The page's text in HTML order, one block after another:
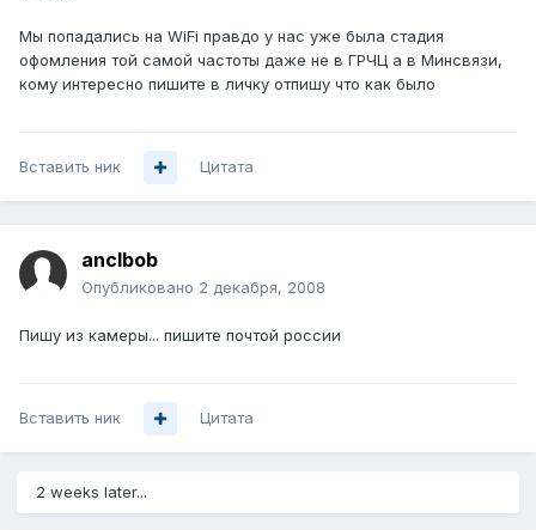
Мы попадались на WiFi правдо у нас уже была стадия
офомления той самой частоты даже не в ГРЧЦ а в Минсвязи,
кому интересно пишите в личку отпишу что как было
Вставить ник Цитата
anclbob
Опубликовано 2 декабря, 2008
Пишу из камеры... пишите почтой россии
Вставить ник Цитата
2 weeks later...